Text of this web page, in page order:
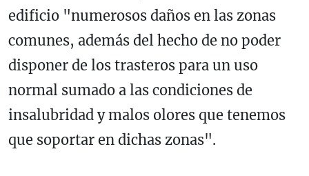
edificio "numerosos daños en las zonas
comunes, además del hecho de no poder
disponer de los trasteros para un uso
normal sumado a las condiciones de
insalubridad y malos olores que tenemos
que soportar en dichas zonas".